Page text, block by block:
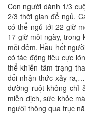
Con người dành 1/3
2/3 thời gian để ngủ.
có thể ngủ tới 22 giờ
17 giờ mỗi ngày, trong
mỗi đêm. Hầu hết
có tác động tiêu cực
thể khiến tâm trạng
đổi nhận thức xảy
đường ruột không chỉ
miễn dịch, sức khỏe
người thông qua trục